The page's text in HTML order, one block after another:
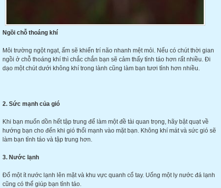
Ngồi chỗ thoáng khí
Môi trường ngột ngạt, ấm sẽ khiến trí não nhanh mệt mỏi. Nếu có chút thời gian
ngồi ở chỗ thoáng khí thì chắc chắn bạn sẽ cảm thấy tỉnh táo hơn rất nhiều. Đi
dạo một chút dưới không khí trong lành cũng làm bạn tươi tỉnh hơn nhiều.
2. Sức mạnh của gió
Khi bạn muốn dồn hết tập trung để làm một đề tài quan trọng, hãy bật quạt về
hướng bạn cho đến khi gió thổi mạnh vào mặt bạn. Không khí mát và sức gió sẽ
làm bạn tỉnh táo và tập trung hơn.
3. Nước lạnh
Đổ một ít nước lạnh lên mặt và khu vực quanh cổ tay. Uống một ly nước đá lạnh
cũng có thể giúp bạn tỉnh táo.